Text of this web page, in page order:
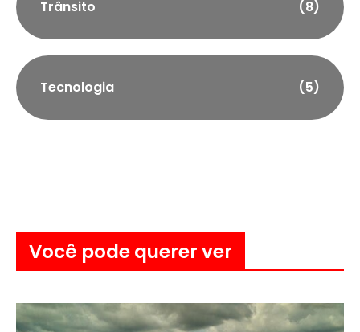
Trânsito (8)
Tecnologia (5)
Você pode querer ver